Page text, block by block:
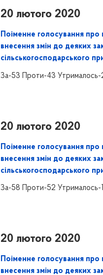
20 лютого 2020
Поіменне голосування
внесення змін до деяких
сільськогосподарського
За-53 Проти-43 Утрималось-
20 лютого 2020
Поіменне голосування
внесення змін до деяких
сільськогосподарського
За-58 Проти-52 Утрималось-
20 лютого 2020
Поіменне голосування
внесення змін до деяких